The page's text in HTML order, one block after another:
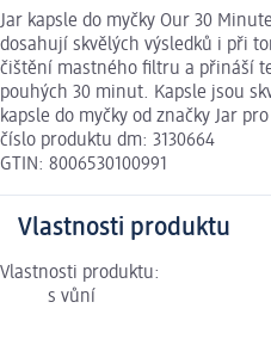
Jar kapsle do myčky Our 30
dosahují skvělých výsledků i při
čištění mastného filtru a přináší
pouhých 30 minut. Kapsle jsou
kapsle do myčky od značky Jar
číslo produktu dm: 3130664
GTIN: 8006530100991
Vlastnosti produktu
Vlastnosti produktu:
s vůní